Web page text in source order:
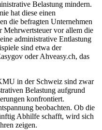
Belastung mindern.
hat diese einen
die befragten Unternehmen
Mehrwertsteuer vor allem die
administrative Entlastung
sind etwa der
oder Ahveasy.ch, das
in der Schweiz sind zwar
Belastung aufgrund
konfrontiert.
beobachten. Ob die
Abhilfe schafft, wird sich
zeigen.